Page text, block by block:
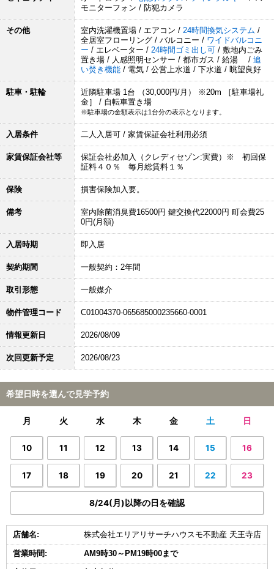
モニターフォン / 防犯カメラ
その他 室内洗濯機置場 / エアコン / 24時間換気システム /
全居室フローリング / バルコニー / ワイドバルコニ
ー / エレベーター / 24時間ゴミ出し可 / 敷地内ごみ
置き場 / 人感照明センサー / 都市ガス / 給湯 / 追
い焚き機能 / 電気 / 公営上水道 / 下水道 / 眺望良好
駐車・駐輪
近隣駐車場 1台 （30,000円/月） ※20m ［駐車場礼
金］ / 自転車置き場
※駐車場の金額表示は1台分の表示となります。
入居条件 二人入居可 / 家賃保証会社利用必須
家賃保証会社等
保証会社必加入（クレディセゾン:実費）※ 初回保
証料４０％ 毎月総賃料１％
保険 損害保険加入要。
備考
室内除菌消臭費16500円 鍵交換代22000円 町会費25
0円(月額)
入居時期 即入居
契約期間 一般契約：2年間
取引形態 一般媒介
物件管理コード C01004370-065685000235660-0001
情報更新日 2026/08/09
次回更新予定 2026/08/23
希望日時を選んで見学予約
月 火 水 木 金 土 日
10 11 12 13 14 15 16
17 18 19 20 21 22 23
8/24(月)以降の日を確認
店舗名: 株式会社エリアリサーチハウスモ不動産 天王寺店
営業時間: AM9時30～PM19時00まで